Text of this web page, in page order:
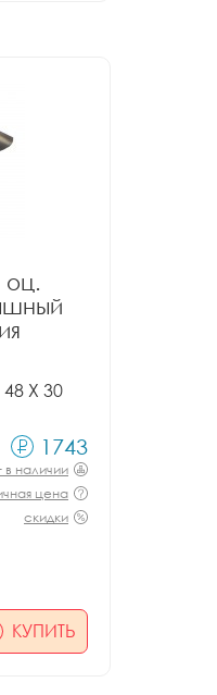
оц.
X 30
1743
в наличии
цена
скидки
КУПИТЬ